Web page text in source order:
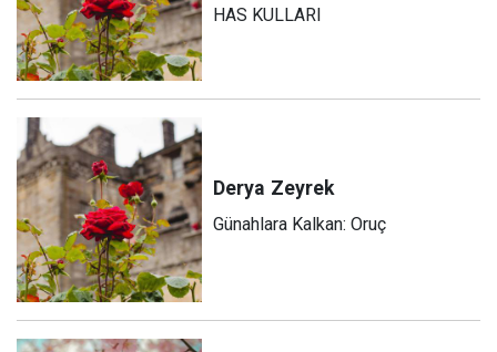
HAS KULLARI
Derya Zeyrek
Günahlara Kalkan: Oruç